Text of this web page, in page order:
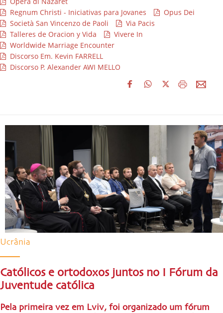
Regnum Christi - Iniciativas para Jovanes
Opus Dei
Società San Vincenzo de Paoli
Via Pacis
Talleres de Oracion y Vida
Vivere In
Worldwide Marriage Encounter
Discorso Em. Kevin FARRELL
Discorso P. Alexander AWI MELLO
Ucrânia
Católicos e ortodoxos juntos no I Fórum da
Juventude católica
Pela primeira vez em Lviv, foi organizado um fórum